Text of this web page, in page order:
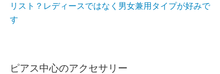
リスト？レディースではなく男女兼用タイプが好みで
す
ピアス中心のアクセサリー